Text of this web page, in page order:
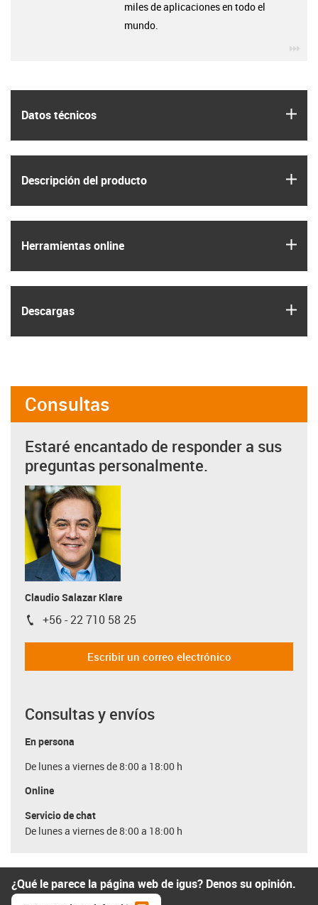
Datos técnicos
Descripción del producto
Herramientas online
Descargas
miles de aplicaciones en todo el
mundo.
Consultas
Estaré encantado de responder a sus
preguntas personalmente.
Claudio Salazar Klare
igus-icon-phone
+56 - 22 710 58 25
Escribir un correo electrónico
Consultas y envíos
En persona
De lunes a viernes de 8:00 a 18:00 h
Online
Servicio de chat
De lunes a viernes de 8:00 a 18:00 h
¿Qué le parece la página web de igus? Denos su opinión.